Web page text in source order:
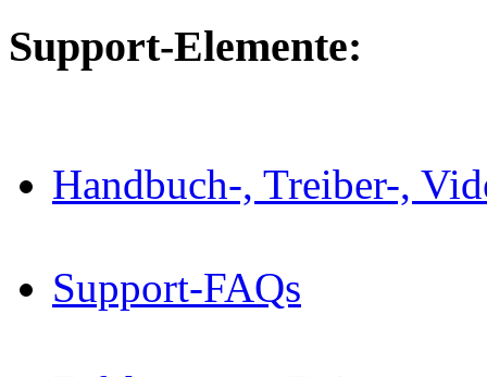
Support-Elemente:
Handbuch-, Treiber-,
Support-FAQs